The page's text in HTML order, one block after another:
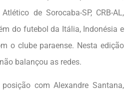
de Sorocaba-SP, CRB-AL,
do futebol da Itália, Indonésia e
o clube paraense. Nesta edição
balançou as redes.
com Alexandre Santana,